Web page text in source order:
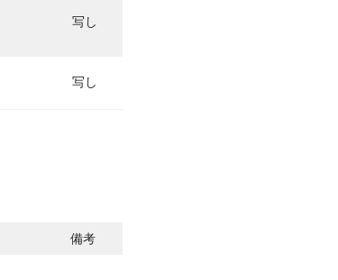
写し
写し
備考